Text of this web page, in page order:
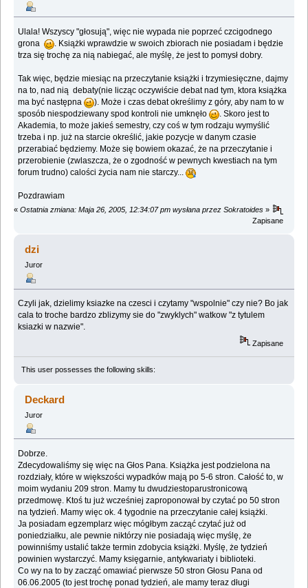
Ulala! Wszyscy "głosują", więc nie wypada nie poprzeć czcigodnego
grona
. Książki wprawdzie w swoich zbiorach nie posiadam i będzie
trza się trochę za nią nabiegać, ale myślę, że jest to pomysł dobry.
Tak więc, będzie miesiąc na przeczytanie książki i trzymiesięczne, dajmy
na to, nad nią debaty(nie licząc oczywiście debat nad tym, ktora książka
ma być następna
). Może i czas debat określimy z góry, aby nam to w
sposób niespodziewany spod kontroli nie umknęło
. Skoro jest to
Akademia, to może jakieś semestry, czy coś w tym rodzaju wymyślić
trzeba i np. już na starcie określić, jakie pozycje w danym czasie
przerabiać będziemy. Może się bowiem okazać, że na przeczytanie i
przerobienie (zwlaszcza, że o zgodność w pewnych kwestiach na tym
forum trudno) calości życia nam nie starczy...
Pozdrawiam
« Ostatnia zmiana: Maja 26, 2005, 12:34:07 pm wysłana przez Sokratoides »
Zapisane
dzi
Juror
Czyli jak, dzielimy ksiazke na czesci i czytamy "wspolnie" czy nie? Bo jak
cala to troche bardzo zblizymy sie do "zwyklych" watkow "z tytulem
ksiazki w nazwie".
Zapisane
This user possesses the following skills:
Deckard
Juror
Dobrze.
Zdecydowaliśmy się więc na Głos Pana. Książka jest podzielona na
rozdziały, które w większości wypadków mają po 5-6 stron. Całość to, w
moim wydaniu 209 stron. Mamy tu dwudziestoparustronicową
przedmowę. Ktoś tu już wcześniej zaproponował by czytać po 50 stron
na tydzień. Mamy więc ok. 4 tygodnie na przeczytanie całej książki.
Ja posiadam egzemplarz więc mógłbym zacząć czytać już od
poniedziałku, ale pewnie niktórzy nie posiadają więc myślę, że
powinniśmy ustalić także termin zdobycia książki. Myślę, że tydzień
powinien wystarczyć. Mamy księgarnie, antykwariaty i biblioteki.
Co wy na to by zacząć omawiać pierwsze 50 stron Głosu Pana od
06.06.2005 (to jest trochę ponad tydzień, ale mamy teraz długi